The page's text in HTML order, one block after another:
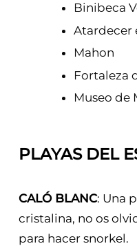
Binibeca
Atardecer
Mahon
Fortaleza
Museo de
PLAYAS DEL
CALÓ BLANC: Una
cristalina, no os
para hacer snorkel.